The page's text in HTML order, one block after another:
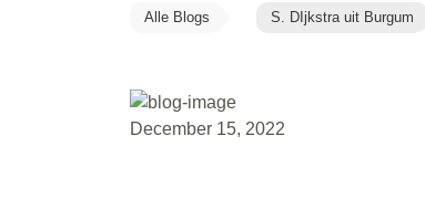
Alle Blogs S. DIjkstra uit Burgum
December 15, 2022